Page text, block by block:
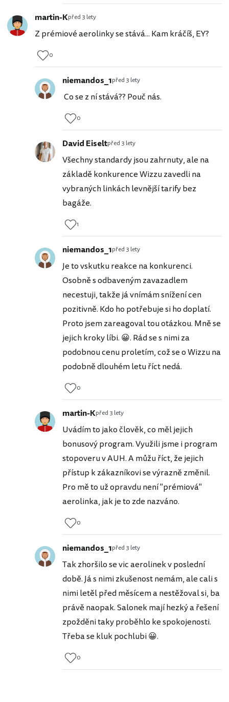
martin-Kpřed 3 lety
Z prémiové aerolinky se stává... Kam kráčíš, EY?
0
niemandos_1před 3 lety
Co se z ní stává?? Pouč nás.
0
David Eiseltpřed 3 lety
Všechny standardy jsou zahrnuty, ale na
základě konkurence Wizzu zavedli na
vybraných linkách levnější tarify bez
bagáže.
1
niemandos_1před 3 lety
Je to vskutku reakce na konkurenci.
Osobně s odbaveným zavazadlem
necestuji, takže já vnímám snížení cen
pozitivně. Kdo ho potřebuje si ho doplatí.
Proto jsem zareagoval tou otázkou. Mně se
jejich kroky líbi. 😀. Rád se s nimi za
podobnou cenu proletím, což se o Wizzu na
podobně dlouhém letu říct nedá.
0
martin-Kpřed 3 lety
Uvádím to jako člověk, co měl jejich
bonusový program. Využili jsme i program
stopoveru v AUH. A můžu říct, že jejich
přístup k zákazníkovi se výrazně změnil.
Pro mě to už opravdu není "prémiová"
aerolinka, jak je to zde nazváno.
0
niemandos_1před 3 lety
Tak zhoršilo se vic aerolinek v poslední
době. Já s nimi zkušenost nemám, ale cali s
nimi letěl před měsícem a nestěžoval si, ba
právě naopak. Salonek mají hezký a řešení
zpožděni taky proběhlo ke spokojenosti.
Třeba se kluk pochlubi 😀.
0